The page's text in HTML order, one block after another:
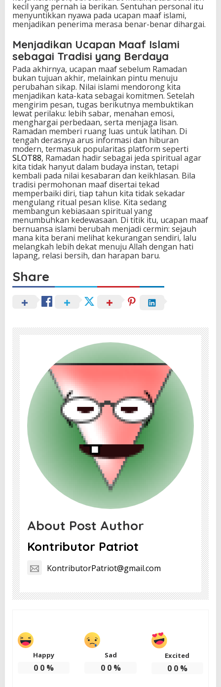
kecil yang pernah ia berikan. Sentuhan personal itu
menyuntikkan nyawa pada ucapan maaf islami,
menjadikan penerima merasa benar-benar dihargai.
Menjadikan Ucapan Maaf Islami
sebagai Tradisi yang Berdaya
Pada akhirnya, ucapan maaf sebelum Ramadan
bukan tujuan akhir, melainkan pintu menuju
perubahan sikap. Nilai islami mendorong kita
menjadikan kata-kata sebagai komitmen. Setelah
mengirim pesan, tugas berikutnya membuktikan
lewat perilaku: lebih sabar, menahan emosi,
menghargai perbedaan, serta menjaga lisan.
Ramadan memberi ruang luas untuk latihan. Di
tengah derasnya arus informasi dan hiburan
modern, termasuk popularitas platform seperti
SLOT88, Ramadan hadir sebagai jeda spiritual agar
kita tidak hanyut dalam budaya instan, tetapi
kembali pada nilai kesabaran dan keikhlasan. Bila
tradisi permohonan maaf disertai tekad
memperbaiki diri, tiap tahun kita tidak sekadar
mengulang ritual pesan klise. Kita sedang
membangun kebiasaan spiritual yang
menumbuhkan kedewasaan. Di titik itu, ucapan maaf
bernuansa islami berubah menjadi cermin: sejauh
mana kita berani melihat kekurangan sendiri, lalu
melangkah lebih dekat menuju Allah dengan hati
lapang, relasi bersih, dan harapan baru.
Share
About Post Author
Kontributor Patriot
KontributorPatriot@gmail.com
Happy
0 0 %
Sad
0 0%
Excited
0 0%